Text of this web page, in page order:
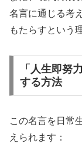
名言に通じる考
もたらすという
「人生即努
する方法
この名言を日常
えられます：